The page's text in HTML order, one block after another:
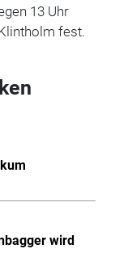
13 Uhr
fest.
wird